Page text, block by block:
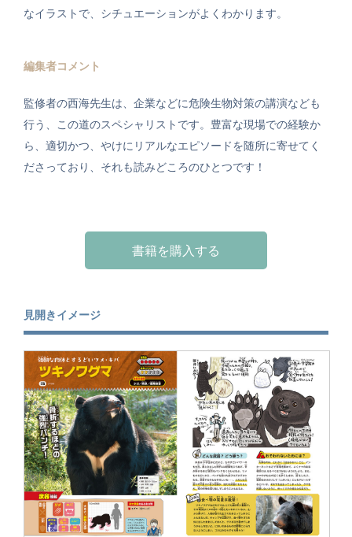
なイラストで、シチュエーションがよくわかります。
編集者コメント
監修者の西海先生は、企業などに危険生物対策の講演なども
行う、この道のスペシャリストです。豊富な現場での経験か
ら、適切かつ、やけにリアルなエピソードを随所に寄せてく
ださっており、それも読みどころのひとつです！
書籍を購入する
見開きイメージ